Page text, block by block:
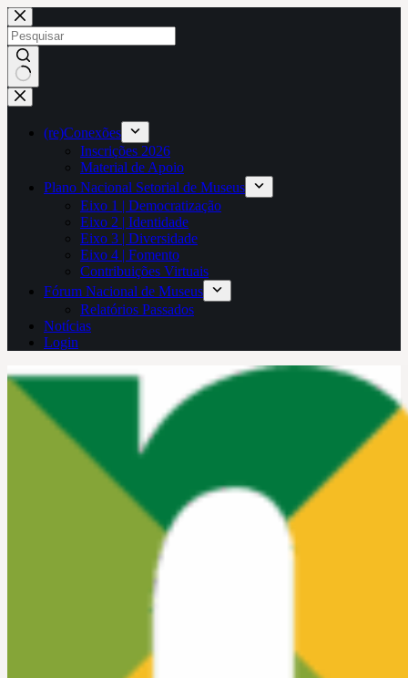
Pular
para
o
conteúdo
Sem
resultados
(re)Conexões
Inscrições 2026
Material de Apoio
Plano Nacional Setorial de Museus
Eixo 1 | Democratização
Eixo 2 | Identidade
Eixo 3 | Diversidade
Eixo 4 | Fomento
Contribuições Virtuais
Fórum Nacional de Museus
Relatórios Passados
Notícias
Login